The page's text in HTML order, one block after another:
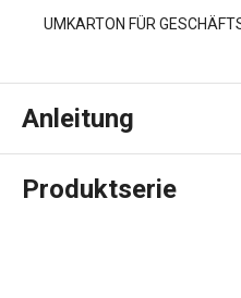
UMKARTON FÜR
Anleitung
Gebrauchsanleitung &
Produktserie